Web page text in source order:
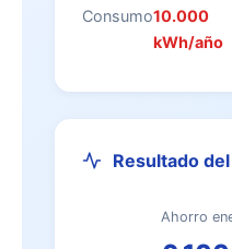
Consumo10.000
kWh/año
Resultado
Ahorro